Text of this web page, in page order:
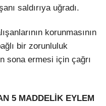
saldırıya uğradı.
korunmasının
bir zorunluluk
sona ermesi için çağrı
5 MADDELİK EYLEM